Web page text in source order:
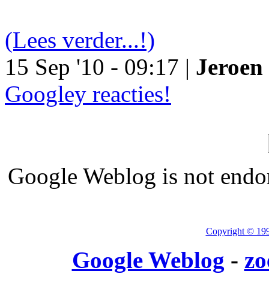
(Lees verder...!)
15 Sep '10 - 09:17 |
Googley reacties!
Google Weblog is not
Copyright ©
Google Weblog -